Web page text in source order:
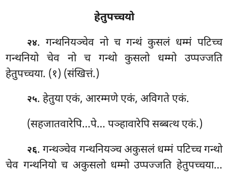
हेतुपच्चयो
२४. गन्थनियञ्चेव नो च गन्थं कुसलं धम्मं पटिच्च
गन्थनियो चेव नो च गन्थो कुसलो धम्मो उप्पज्जति
हेतुपच्चया. (१) (संखित्तं.)
२५. हेतुयाएकं, आरम्मणे एकं, अविगते एकं.
(सहजातवारेपि…पे… पञ्हावारेपि सब्बत्थ एकं.)
२६. गन्थञ्चेव गन्थनियञ्च अकुसलं धम्मं पटिच्च गन्थो
चेव गन्थनियो च अकुसलो धम्मो उप्पज्जति हेतुपच्चया…